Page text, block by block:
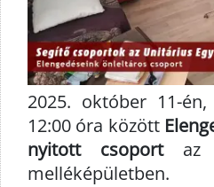
2025. október 11-
12:00 óra között
nyitott csoportaz
melléképületben.